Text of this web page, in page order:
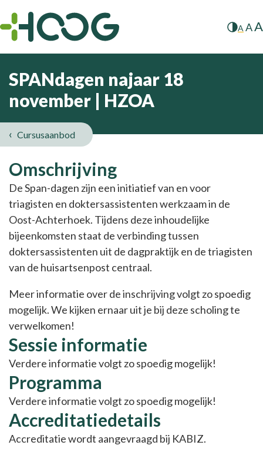
A AA
SPANdagen najaar 18
november | HZOA
Cursusaanbod
SPANdagen
najaar
18
november
|
HZOA
Omschrijving
De Span-dagen zijn een initiatief van en voor
triagisten en doktersassistenten werkzaam in de
Oost-Achterhoek. Tijdens deze inhoudelijke
bijeenkomsten staat de verbinding tussen
doktersassistenten uit de dagpraktijk en de triagisten
van de huisartsenpost centraal.
Meer informatie over de inschrijving volgt zo spoedig
mogelijk. We kijken ernaar uit je bij deze scholing te
verwelkomen!
Sessie informatie
Verdere informatie volgt zo spoedig mogelijk!
Programma
Verdere informatie volgt zo spoedig mogelijk!
Accreditatiedetails
Accreditatie wordt aangevraagd bij KABIZ.